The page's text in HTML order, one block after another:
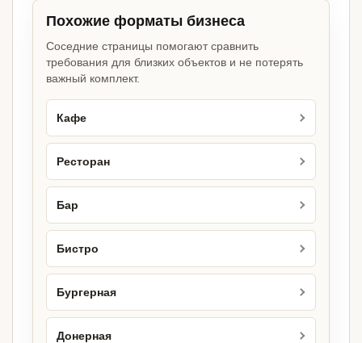
Похожие форматы бизнеса
Соседние страницы помогают сравнить
требования для близких объектов и не потерять
важный комплект.
Кафе
Ресторан
Бар
Бистро
Бургерная
Донерная